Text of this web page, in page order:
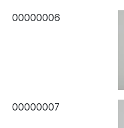
00000006
00000007